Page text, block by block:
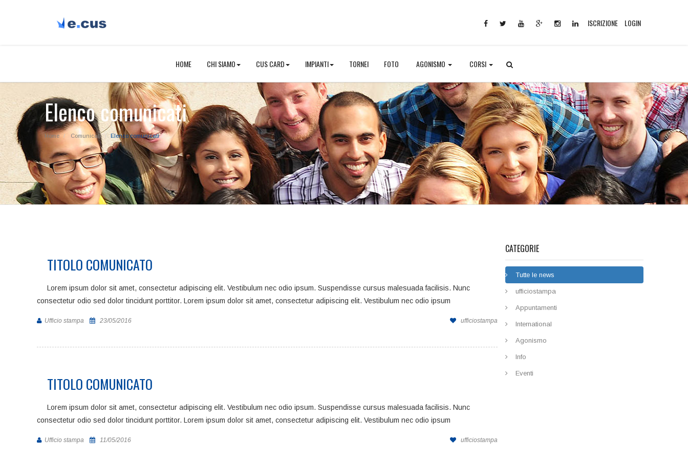
ISCRIZIONE LOGIN
HOME CHI SIAMO CUS CARD IMPIANTI TORNEI FOTO AGONISMO CORSI
Elenco comunicati
Home Comunicati Elenco comunicati
TITOLO COMUNICATO
Lorem ipsum dolor sit amet, consectetur adipiscing elit. Vestibulum nec odio ipsum. Suspendisse cursus malesuada facilisis. Nunc
consectetur odio sed dolor tincidunt porttitor. Lorem ipsum dolor sit amet, consectetur adipiscing elit. Vestibulum nec odio ipsum
Ufficio stampa 23/05/2016 ufficiostampa
TITOLO COMUNICATO
Lorem ipsum dolor sit amet, consectetur adipiscing elit. Vestibulum nec odio ipsum. Suspendisse cursus malesuada facilisis. Nunc
consectetur odio sed dolor tincidunt porttitor. Lorem ipsum dolor sit amet, consectetur adipiscing elit. Vestibulum nec odio ipsum
Ufficio stampa 11/05/2016 ufficiostampa
CATEGORIE
Tutte le news
ufficiostampa
Appuntamenti
International
Agonismo
Info
Eventi